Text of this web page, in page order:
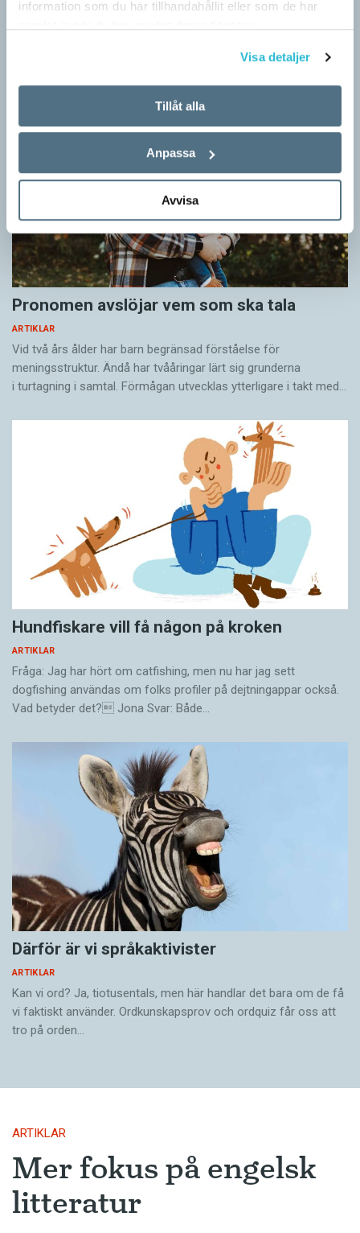
information som du har tillhandahållit eller som de har
Visa detaljer
Tillåt alla
Anpassa
Avvisa
ARTIKLAR
När det handlar om stora grupper av människor används i regel
ersätts av dubbel­former som les étudiantes…
Pronomen avslöjar vem som ska tala
ARTIKLAR
Vid två års ålder har barn begränsad förståelse för
meningsstruktur. Ändå har tvååringar lärt sig grunderna
i turtagning i samtal. Förmågan utvecklas ytterligare i takt med…
Hundfiskare vill få någon på kroken
ARTIKLAR
Fråga: Jag har hört om catfishing, men nu har jag sett
dogfishing användas om folks profiler på dejtningappar också.
Vad betyder det? Jona Svar: Både…
Därför är vi språkaktivister
ARTIKLAR
Kan vi ord? Ja, tiotusentals, men här handlar det bara om de få
vi faktiskt använder. Ordkunskapsprov och ordquiz får oss att
tro på orden…
ARTIKLAR
Mer fokus på engelsk
litteratur